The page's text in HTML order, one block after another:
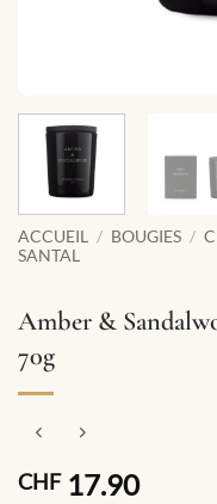
ACCUEIL / BOUGIES /
SANTAL
Amber &
70g
CHF17.90